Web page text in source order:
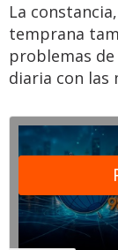
La
temprana
problemas
diaria con las